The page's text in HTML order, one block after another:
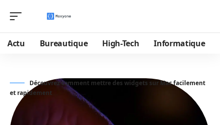
Actu Bureautique High-Tech Informatique
Découvrez comment mettre des widgets sur Mac facilement
et rapidement